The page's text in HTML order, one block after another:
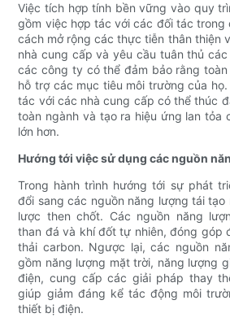
Việc tích hợp tính bền vững vào quy
gồm việc hợp tác với các đối tác trong
cách mở rộng các thực tiễn thân thiện
nhà cung cấp và yêu cầu tuân thủ
các công ty có thể đảm bảo rằng
hỗ trợ các mục tiêu môi trường của
tác với các nhà cung cấp có thể thúc
toàn ngành và tạo ra hiệu ứng lan tỏa
lớn hơn.
Hướng tới việc sử dụng các nguồn
Trong hành trình hướng tới sự phát
đổi sang các nguồn năng lượng tái tạo
lược then chốt. Các nguồn năng
than đá và khí đốt tự nhiên, đóng góp
thải carbon. Ngược lại, các nguồn
gồm năng lượng mặt trời, năng lượng
điện, cung cấp các giải pháp thay
giúp giảm đáng kể tác động môi
thiết bị điện.